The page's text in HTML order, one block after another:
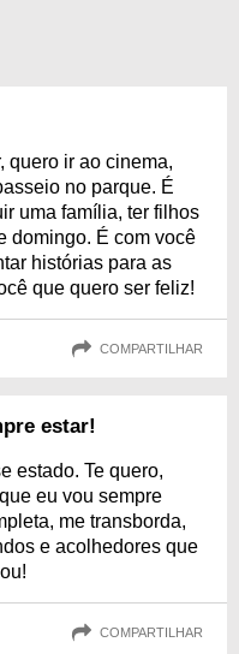
quero ir ao cinema,
no parque. É
uma família, ter filhos
domingo. É com você
histórias para as
que quero ser feliz!
COMPARTILHAR
estar!
estado. Te quero,
eu vou sempre
me transborda,
e acolhedores que
COMPARTILHAR